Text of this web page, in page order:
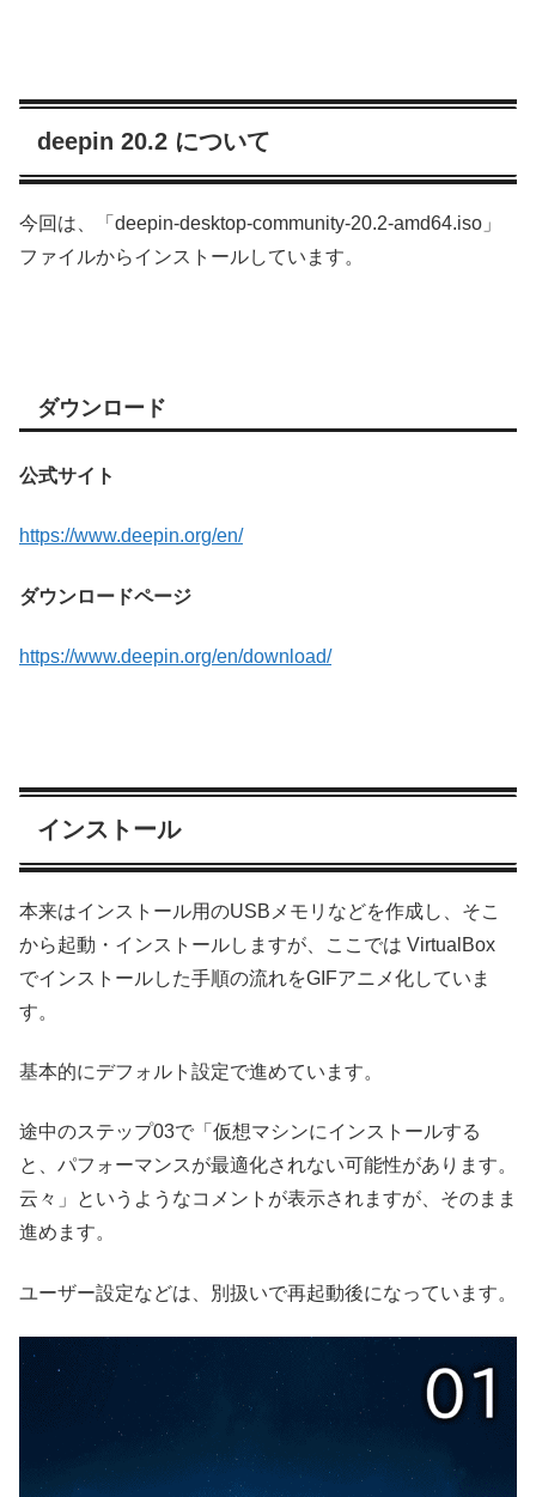
deepin 20.2 について
今回は、「deepin-desktop-community-20.2-amd64.iso」
ファイルからインストールしています。
ダウンロード
公式サイト
https://www.deepin.org/en/
ダウンロードページ
https://www.deepin.org/en/download/
インストール
本来はインストール用のUSBメモリなどを作成し、そこ
から起動・インストールしますが、ここでは VirtualBox
でインストールした手順の流れをGIFアニメ化していま
す。
基本的にデフォルト設定で進めています。
途中のステップ03で「仮想マシンにインストールする
と、パフォーマンスが最適化されない可能性があります。
云々」というようなコメントが表示されますが、そのまま
進めます。
ユーザー設定などは、別扱いで再起動後になっています。